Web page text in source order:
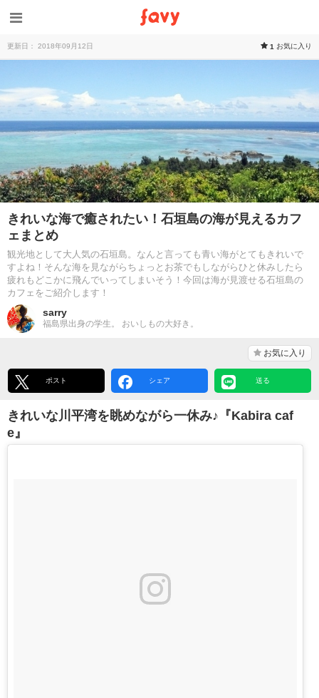
更新日： 2018年09月12日 1 お気に入り
きれいな海で癒されたい！石垣島の海が見えるカフ
ェまとめ
観光地として大人気の石垣島。なんと言っても青い海がとてもきれいで
すよね！そんな海を見ながらちょっとお茶でもしながらひと休みしたら
疲れもどこかに飛んでいってしまいそう！今回は海が見渡せる石垣島の
カフェをご紹介します！
sarry
福島県出身の学生。 おいしもの大好き。
お気に入り
ポスト シェア 送る
きれいな川平湾を眺めながら一休み♪『Kabira caf
e』